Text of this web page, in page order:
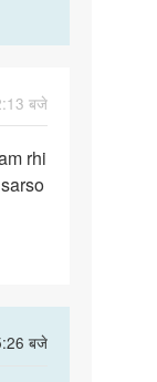
बजे
rhi
बजे